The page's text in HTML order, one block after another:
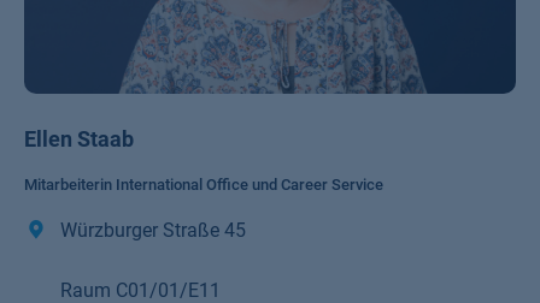
Ellen Staab
Mitarbeiterin International Office und Career Service
Würzburger Straße 45
Raum C01/01/E11